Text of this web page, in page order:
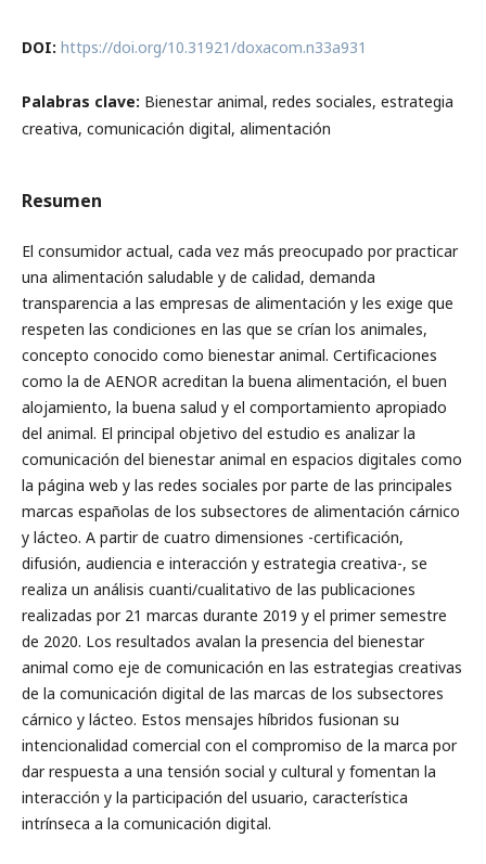
DOI: https://doi.org/10.31921/doxacom.n33a931
Palabras clave: Bienestar animal, redes sociales, estrategia
creativa, comunicación digital, alimentación
Resumen
El consumidor actual, cada vez más preocupado por practicar
una alimentación saludable y de calidad, demanda
transparencia a las empresas de alimentación y les exige que
respeten las condiciones en las que se crían los animales,
concepto conocido como bienestar animal. Certificaciones
como la de AENOR acreditan la buena alimentación, el buen
alojamiento, la buena salud y el comportamiento apropiado
del animal. El principal objetivo del estudio es analizar la
comunicación del bienestar animal en espacios digitales como
la página web y las redes sociales por parte de las principales
marcas españolas de los subsectores de alimentación cárnico
y lácteo. A partir de cuatro dimensiones -certificación,
difusión, audiencia e interacción y estrategia creativa-, se
realiza un análisis cuanti/cualitativo de las publicaciones
realizadas por 21 marcas durante 2019 y el primer semestre
de 2020. Los resultados avalan la presencia del bienestar
animal como eje de comunicación en las estrategias creativas
de la comunicación digital de las marcas de los subsectores
cárnico y lácteo. Estos mensajes híbridos fusionan su
intencionalidad comercial con el compromiso de la marca por
dar respuesta a una tensión social y cultural y fomentan la
interacción y la participación del usuario, característica
intrínseca a la comunicación digital.